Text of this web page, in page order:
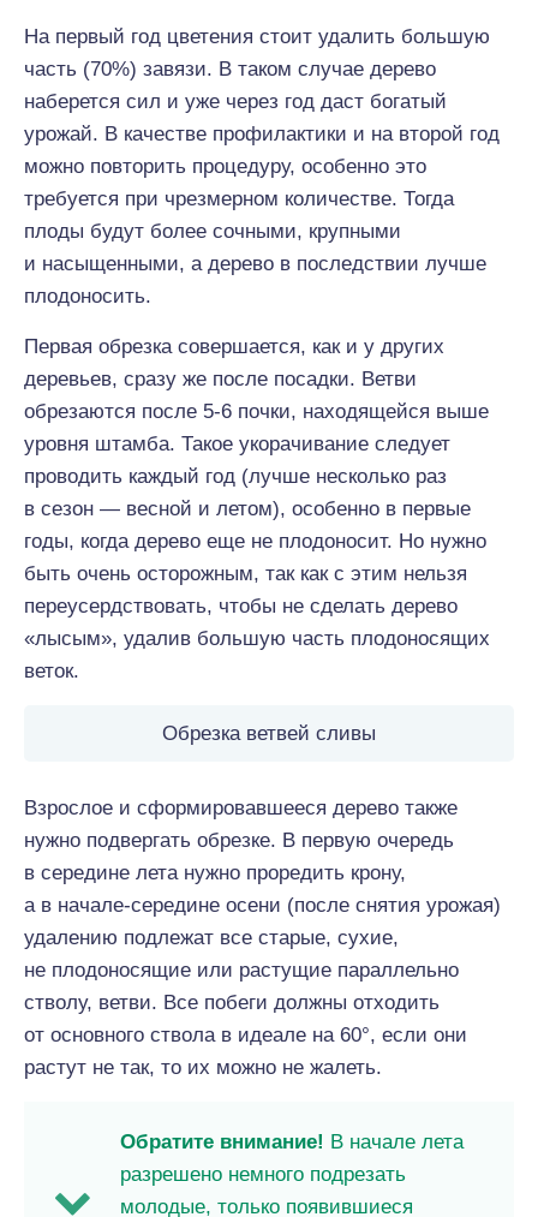
На первый год цветения стоит удалить большую
часть (70%) завязи. В таком случае дерево
наберется сил и уже через год даст богатый
урожай. В качестве профилактики и на второй год
можно повторить процедуру, особенно это
требуется при чрезмерном количестве. Тогда
плоды будут более сочными, крупными
и насыщенными, а дерево в последствии лучше
плодоносить.
Первая обрезка совершается, как и у других
деревьев, сразу же после посадки. Ветви
обрезаются после 5-6 почки, находящейся выше
уровня штамба. Такое укорачивание следует
проводить каждый год (лучше несколько раз
в сезон — весной и летом), особенно в первые
годы, когда дерево еще не плодоносит. Но нужно
быть очень осторожным, так как с этим нельзя
переусердствовать, чтобы не сделать дерево
«лысым», удалив большую часть плодоносящих
веток.
Обрезка ветвей сливы
Взрослое и сформировавшееся дерево также
нужно подвергать обрезке. В первую очередь
в середине лета нужно проредить крону,
а в начале-середине осени (после снятия урожая)
удалению подлежат все старые, сухие,
не плодоносящие или растущие параллельно
стволу, ветви. Все побеги должны отходить
от основного ствола в идеале на 60°, если они
растут не так, то их можно не жалеть.
Обратите внимание! В начале лета
разрешено немного подрезать
молодые, только появившиеся